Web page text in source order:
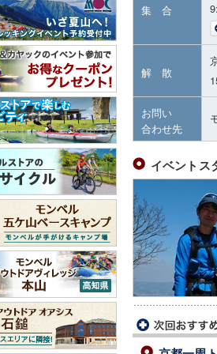
集 合
解 散
お問い
合わせ先
イベントス